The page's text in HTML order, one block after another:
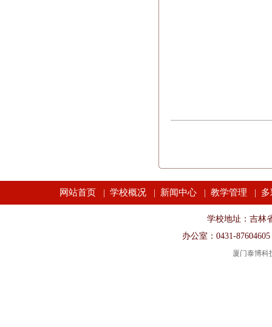
网站首页 学校概况 新闻中心 教学管理
学校地址：吉林
办公室：0431-
厦门泰博科